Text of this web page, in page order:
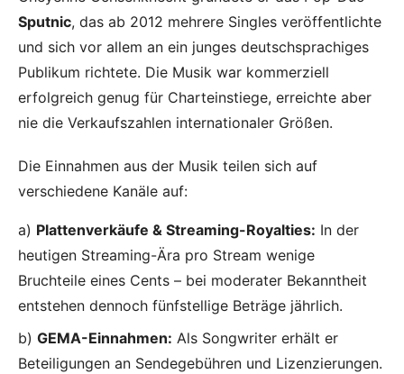
Sputnic, das ab 2012 mehrere Singles veröffentlichte
und sich vor allem an ein junges deutschsprachiges
Publikum richtete. Die Musik war kommerziell
erfolgreich genug für Charteinstiege, erreichte aber
nie die Verkaufszahlen internationaler Größen.
Die Einnahmen aus der Musik teilen sich auf
verschiedene Kanäle auf:
a) Plattenverkäufe & Streaming-Royalties: In der
heutigen Streaming-Ära pro Stream wenige
Bruchteile eines Cents – bei moderater Bekanntheit
entstehen dennoch fünfstellige Beträge jährlich.
b) GEMA-Einnahmen: Als Songwriter erhält er
Beteiligungen an Sendegebühren und Lizenzierungen.